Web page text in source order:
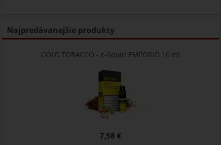
Najpredávanejšie produkty
GOLD TOBACCO - e-liquid EMPORIO 10 ml
7,58 €